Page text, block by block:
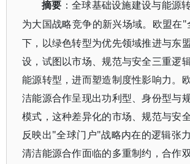
摘要 ：全球基础设施建设与能源
为大国战略竞争的新兴场域。欧盟在"
下，以绿色转型为优先领域推进与东
设，试图以市场、规范与安全三重逻
能源转型，进而塑造制度性影响力。
洁能源合作呈现出功利型、身份型与
模式，这种差异化的市场、规范与安
反映出"全球门户"战略内在的逻辑张
清洁能源合作面临的多重制约，合作